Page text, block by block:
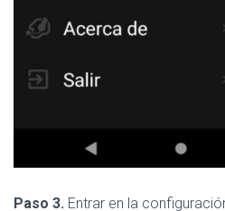
Paso 3. Entrar en la